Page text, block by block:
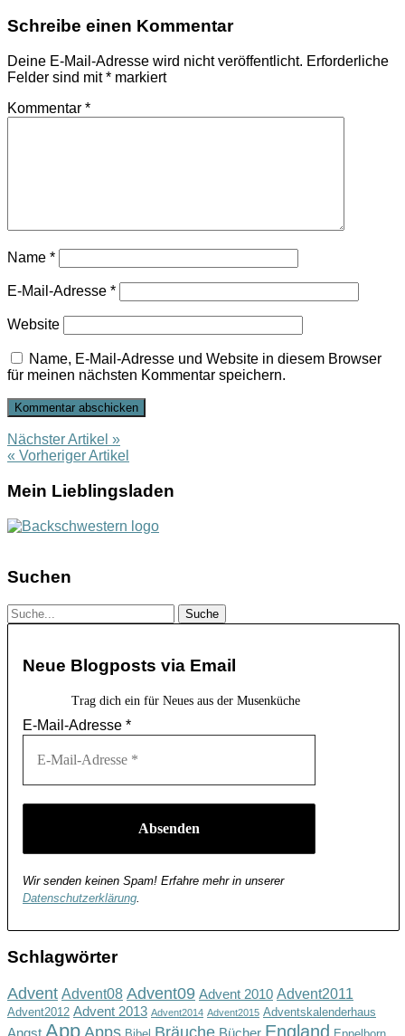
Schreibe einen Kommentar
Deine E-Mail-Adresse wird nicht veröffentlicht. Erforderliche
Felder sind mit* markiert
Kommentar *
Name *
E-Mail-Adresse *
Website
Name, E-Mail-Adresse und Website in diesem Browser
für meinen nächsten Kommentar speichern.
Nächster Artikel »
« Vorheriger Artikel
Mein Lieblingsladen
Suchen
Neue Blogposts via Email
Trag dich ein für Neues aus der Musenküche
E-Mail-Adresse *
Wir senden keinen Spam! Erfahre mehr in unserer
Datenschutzerklärung
Schlagwörter
Advent Advent08 Advent09 Advent 2010 Advent2011
Advent2012 Advent 2013 Advent2014 Advent2015 Adventskalenderhaus
App England